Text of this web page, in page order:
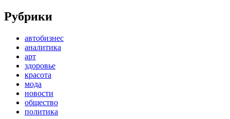
Рубрики
автобизнес
аналитика
арт
здоровье
красота
мода
новости
общество
политика